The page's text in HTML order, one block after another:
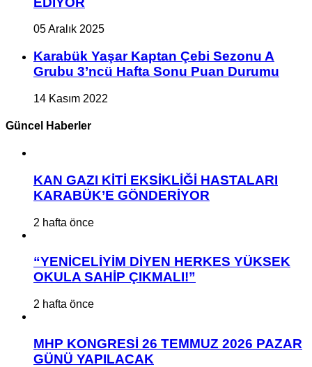
05 Aralık 2025
Karabük Yaşar Kaptan Çebi Sezonu A
Grubu 3’ncü Hafta Sonu Puan Durumu
14 Kasım 2022
Güncel Haberler
KAN GAZI KİTİ EKSİKLİĞİ HASTALARI
KARABÜK’E GÖNDERİYOR
2 hafta önce
“YENİCELİYİM DİYEN HERKES YÜKSEK
OKULA SAHİP ÇIKMALI!”
2 hafta önce
MHP KONGRESİ 26 TEMMUZ 2026 PAZAR
GÜNÜ YAPILACAK